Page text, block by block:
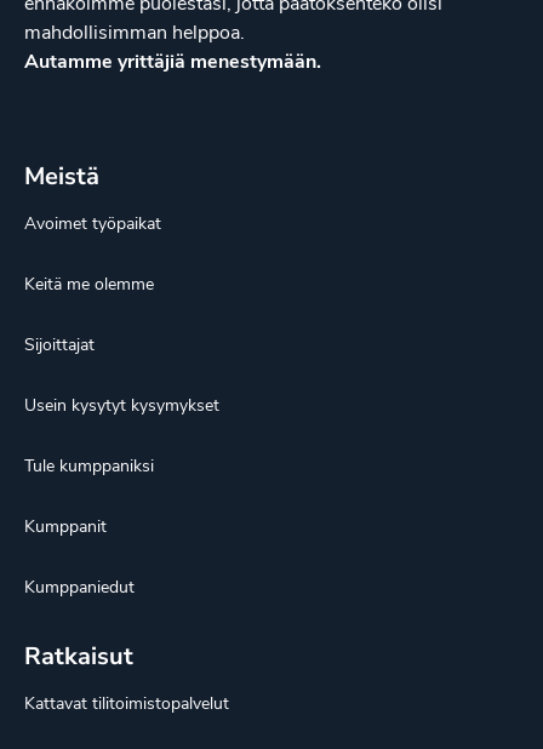
mahdollisimman helppoa.
Autamme yrittäjiä menestymään.
Meistä
Avoimet työpaikat
Keitä me olemme
Sijoittajat
Usein kysytyt kysymykset
Tule kumppaniksi
Kumppanit
Kumppaniedut
Ratkaisut
Kattavat tilitoimistopalvelut